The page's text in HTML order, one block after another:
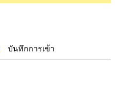
บันทึกการเข้า